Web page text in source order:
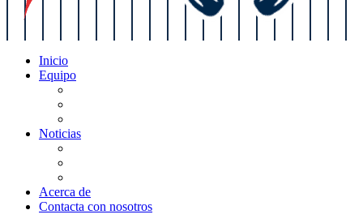
Inicio
Equipo
Noticias
Acerca de
Contacta con nosotros